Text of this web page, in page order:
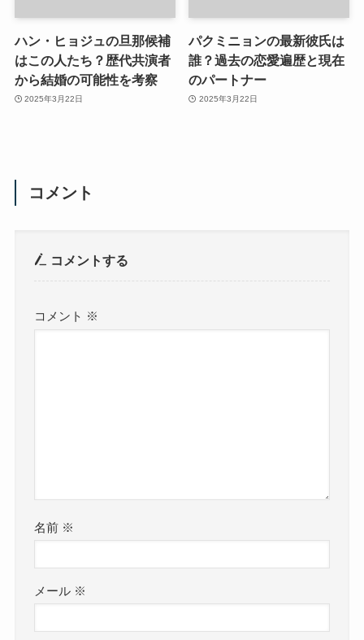
ハン・ヒョジュの旦那候補
はこの人たち？歴代共演者
から結婚の可能性を考察
2025年3月22日
パクミニョンの最新彼氏は
誰？過去の恋愛遍歴と現在
のパートナー
2025年3月22日
コメント
コメントする
コメント ※
名前 ※
メール ※